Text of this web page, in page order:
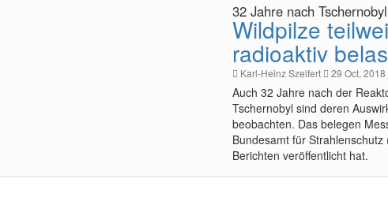
32 Jahre nach Tschernobyl
Wildpilze
radioaktiv
Karl-Heinz Szeifert 29 Oct, 2018
Auch 32 Jahre nach der
Tschernobyl sind deren
beobachten. Das belegen
Bundesamt für Strahlenschutz
Berichten veröffentlicht hat.